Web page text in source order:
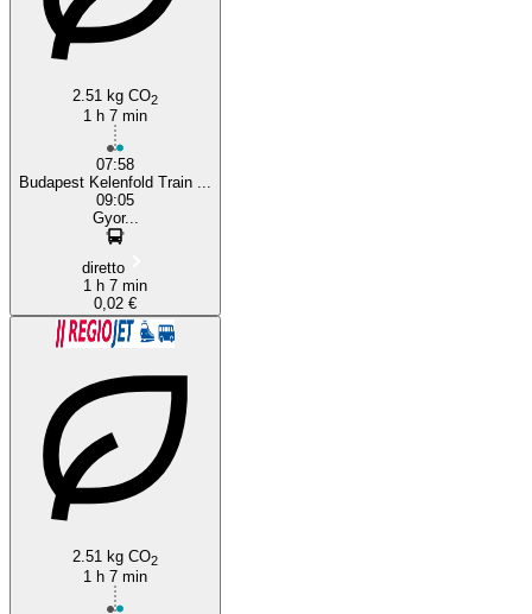
2.51 kg CO2
1 h 7 min
07:58
Budapest Kelenfold Train ...
09:05
Gyor...
diretto
1 h 7 min
0,02 €
2.51 kg CO2
1 h 7 min